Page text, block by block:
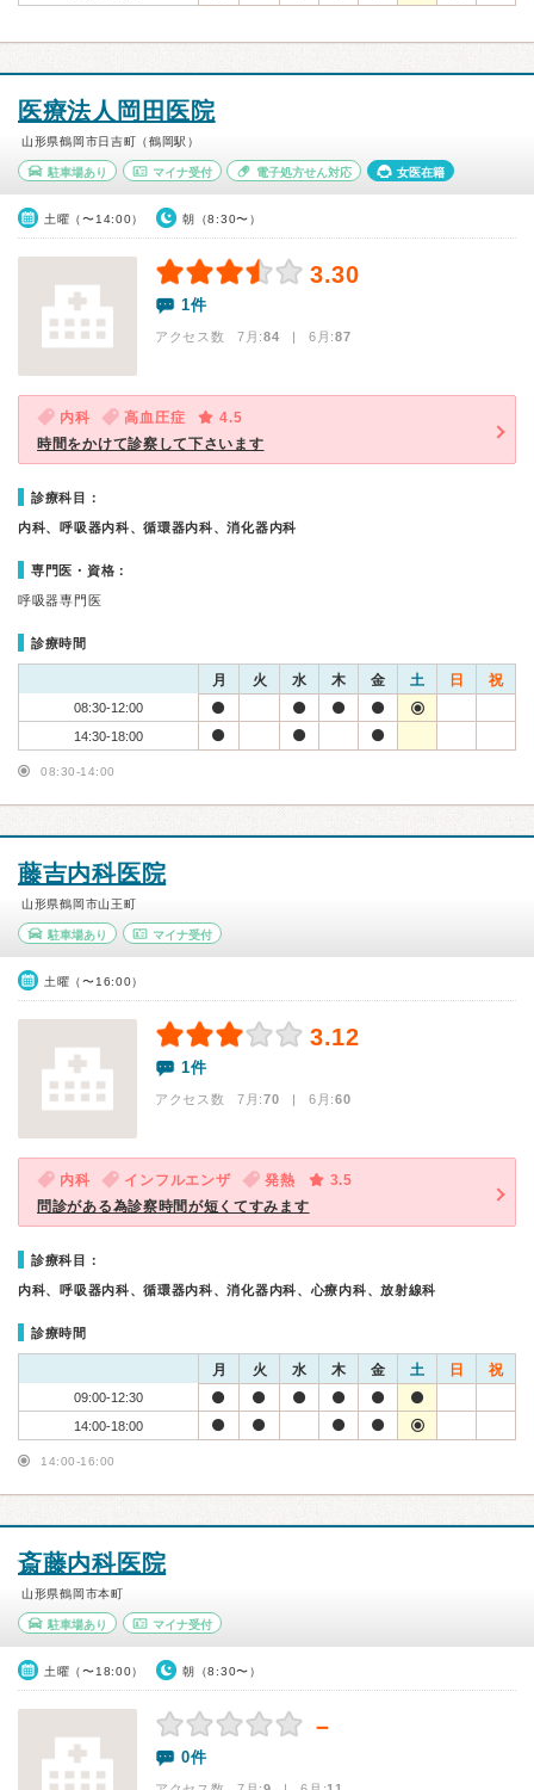
医療法人岡田医院
山形県鶴岡市日吉町（鶴岡駅）
駐車場あり マイナ受付 電子処方せん対応 女医在籍
土曜（〜14:00） 朝（8:30〜）
3.30
1件
アクセス数 7月:84 | 6月:87
内科 高血圧症
4.5
時間をかけて診察して下さいます
診療科目：
内科、呼吸器内科、循環器内科、消化器内科
専門医・資格：
呼吸器専門医
診療時間
月 火 水 木 金 土 日 祝
08:30-12:00
14:30-18:00
08:30-14:00
藤吉内科医院
山形県鶴岡市山王町
駐車場あり マイナ受付
土曜（〜16:00）
3.12
1件
アクセス数 7月:70 | 6月:60
内科 インフルエンザ 発熱
3.5
問診がある為診察時間が短くてすみます
診療科目：
内科、呼吸器内科、循環器内科、消化器内科、心療内科、放射線科
診療時間
月 火 水 木 金 土 日 祝
09:00-12:30
14:00-18:00
14:00-16:00
斎藤内科医院
山形県鶴岡市本町
駐車場あり マイナ受付
土曜（〜18:00） 朝（8:30〜）
－
0件